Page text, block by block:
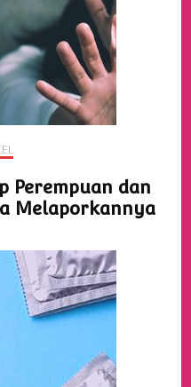
Perempuan dan
Melaporkannya